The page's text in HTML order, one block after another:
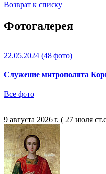
Возврат к списку
Фотогалерея
22.05.2024 (48 фото)
Служение митрополита
Все фото
9 августа 2026 г. ( 27 июля